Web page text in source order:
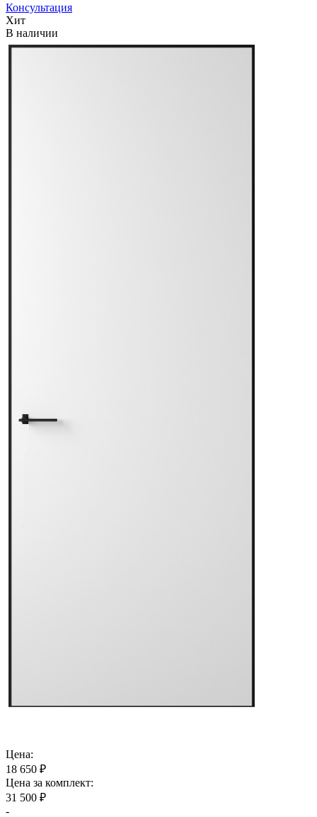
Консультация
Хит
В наличии
Цена:
18 650 ₽
Цена за комплект:
31 500 ₽
-